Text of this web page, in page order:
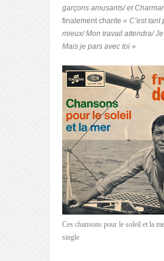
garçons amusants/ et
finalement chante « C’est tant
mieux/ Mon travail attendra/ Je
Mais je pars avec toi »
Ces chansons pour le soleil et la
single